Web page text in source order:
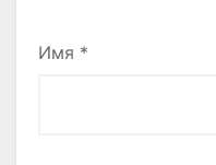
Имя *